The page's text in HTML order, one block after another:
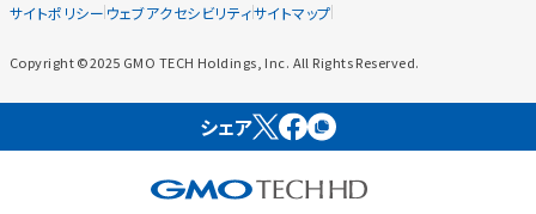
サイトポリシー ウェブアクセシビリティサイトマップ
Copyright ©2025 GMO TECH Holdings, Inc. All Rights Reserved.
シェア